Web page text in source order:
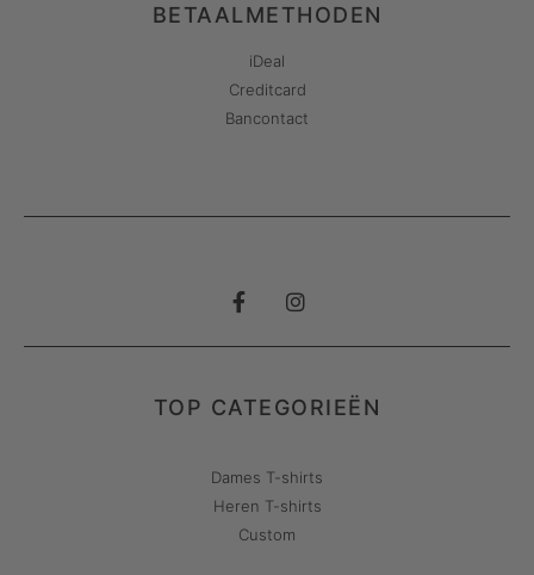
BETAALMETHODEN
iDeal
Creditcard
Bancontact
TOP CATEGORIEËN
Dames T-shirts
Heren T-shirts
Custom